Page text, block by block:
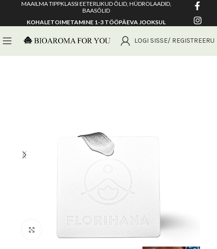
MAAILMA TIPPKLASSI EETERLIKUD ÕLID, HÜDROLAADID,
BAASÕLID
KOHALETOIMETAMINE 1-3 TÖÖPÄEVA JOOKSUL
LOGI SISSE/ REGISTREERU